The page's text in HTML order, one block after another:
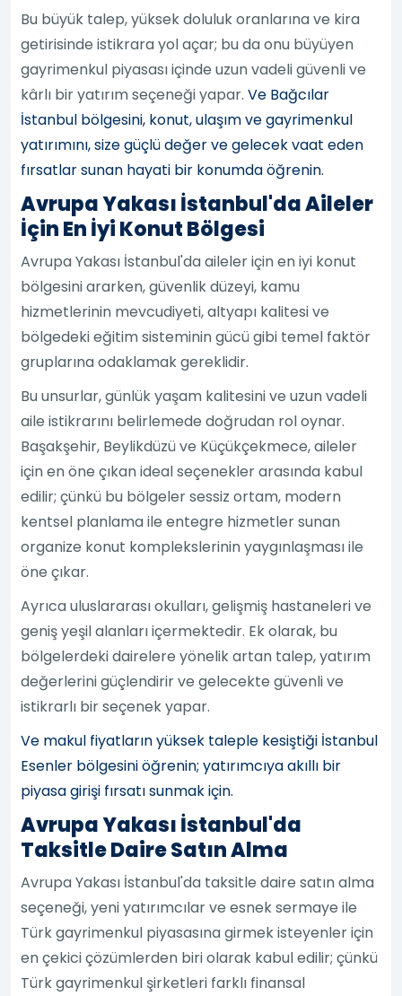
Bu büyük talep, yüksek doluluk oranlarına ve kira
getirisinde istikrara yol açar; bu da onu büyüyen
gayrimenkul piyasası içinde uzun vadeli güvenli ve
kârlı bir yatırım seçeneği yapar.Ve Bağcılar
İstanbul bölgesini, konut, ulaşım ve gayrimenkul
yatırımını, size güçlü değer ve gelecek vaat eden
fırsatlar sunan hayati bir konumda öğrenin.
Avrupa Yakası İstanbul'da Aileler
İçin En İyi Konut Bölgesi
Avrupa Yakası İstanbul'da aileler için en iyi konut
bölgesini ararken, güvenlik düzeyi, kamu
hizmetlerinin mevcudiyeti, altyapı kalitesi ve
bölgedeki eğitim sisteminin gücü gibi temel faktör
gruplarına odaklamak gereklidir.
Bu unsurlar, günlük yaşam kalitesini ve uzun vadeli
aile istikrarını belirlemede doğrudan rol oynar.
Başakşehir, Beylikdüzü ve Küçükçekmece, aileler
için en öne çıkan ideal seçenekler arasında kabul
edilir; çünkü bu bölgeler sessiz ortam, modern
kentsel planlama ile entegre hizmetler sunan
organize konut komplekslerinin yaygınlaşması ile
öne çıkar.
Ayrıca uluslararası okulları, gelişmiş hastaneleri ve
geniş yeşil alanları içermektedir. Ek olarak, bu
bölgelerdeki dairelere yönelik artan talep, yatırım
değerlerini güçlendirir ve gelecekte güvenli ve
istikrarlı bir seçenek yapar.
Ve makul fiyatların yüksek taleple kesiştiği İstanbul
Esenler bölgesini öğrenin; yatırımcıya akıllı bir
piyasa girişi fırsatı sunmak için.
Avrupa Yakası İstanbul'da
Taksitle Daire Satın Alma
Avrupa Yakası İstanbul'da taksitle daire satın alma
seçeneği, yeni yatırımcılar ve esnek sermaye ile
Türk gayrimenkul piyasasına girmek isteyenler için
en çekici çözümlerden biri olarak kabul edilir; çünkü
Türk gayrimenkul şirketleri farklı finansal